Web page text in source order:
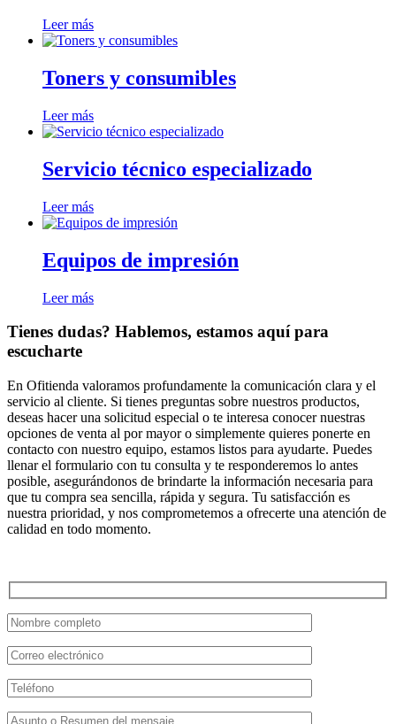
Leer más
Toners y consumibles
Leer más
Servicio técnico especializado
Leer más
Equipos de impresión
Leer más
Tienes dudas? Hablemos, estamos aquí para
escucharte
En Ofitienda valoramos profundamente la comunicación clara y el
servicio al cliente. Si tienes preguntas sobre nuestros productos,
deseas hacer una solicitud especial o te interesa conocer nuestras
opciones de venta al por mayor o simplemente quieres ponerte en
contacto con nuestro equipo, estamos listos para ayudarte. Puedes
llenar el formulario con tu consulta y te responderemos lo antes
posible, asegurándonos de brindarte la información necesaria para
que tu compra sea sencilla, rápida y segura. Tu satisfacción es
nuestra prioridad, y nos comprometemos a ofrecerte una atención de
calidad en todo momento.